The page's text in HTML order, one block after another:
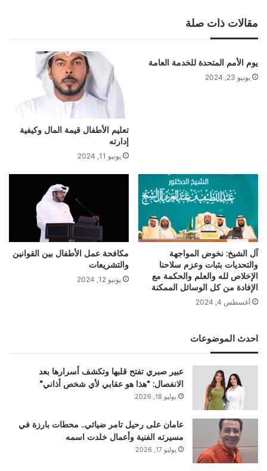
مقالات ذات صلة
يوم الأمم المتحدة للخدمة العامة
يونيو 23, 2024
تعليم الأطفال قيمة المال وكيفية
إدارته
يونيو 11, 2024
آل الشيخ: نخوض المواجهة
والتحديات بثبات وعزم سلاحنا
الإخلاص لله والعلم والحكمة مع
الإفادة من كل الوسائل الممكنة
أغسطس 4, 2024
مكافحة عمل الأطفال بين القوانين
والتشريعات
يونيو 12, 2024
احدث الموضوعات
عبير صبري تفتح قلبها وتكشف أسرارها بعد
الانفصال: “هذا هو عقابي لأي شخص أذاني”
يوليو 18, 2026
عامان على رحيل تامر ضيائي.. محطات بارزة في
مسيرته الفنية وأعمال خلدت اسمه
يوليو 17, 2026